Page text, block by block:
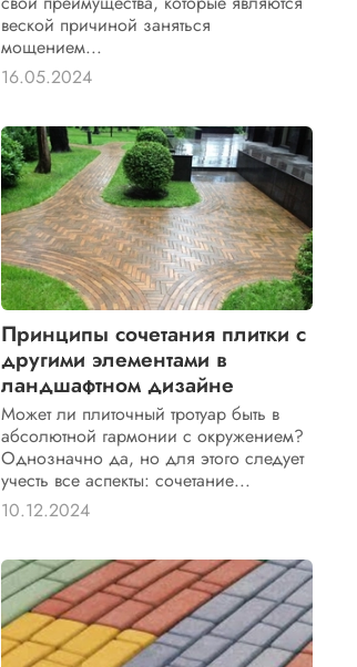
веской причиной заняться
мощением...
16.05.2024
Принципы сочетания плитки с
другими элементами в
ландшафтном дизайне
Может ли плиточный тротуар быть в
абсолютной гармонии с окружением?
Однозначно да, но для этого следует
учесть все аспекты: сочетание...
10.12.2024